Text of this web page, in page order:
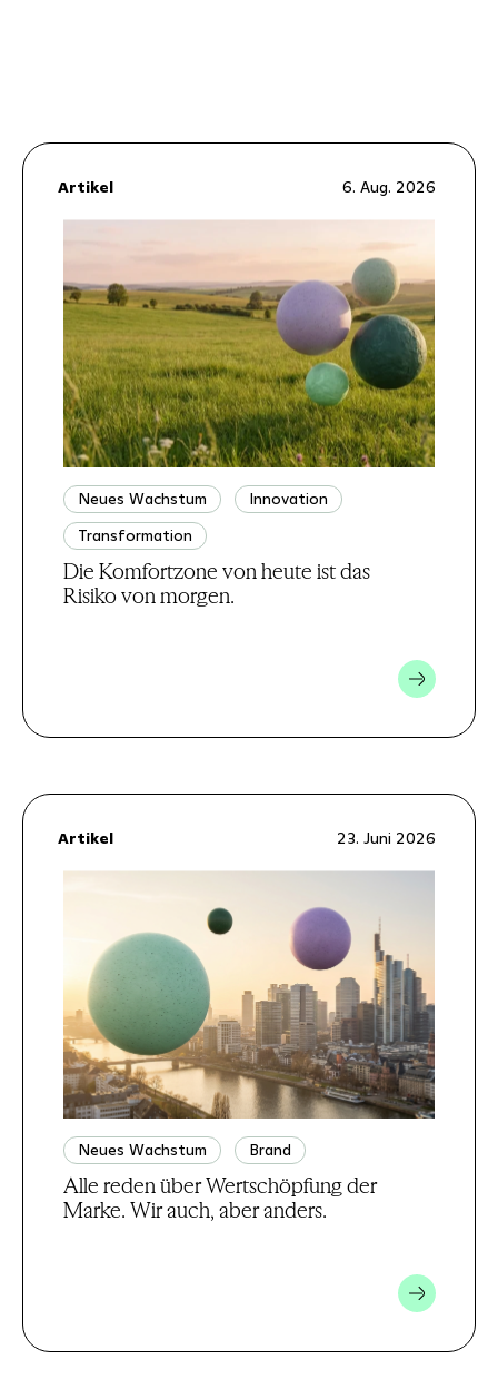
6. Aug. 2026
Artikel
Neues Wachstum
Innovation
Transformation
Die Komfortzone von heute ist das
Risiko von morgen.
23. Juni 2026
Artikel
Neues Wachstum Brand
Alle reden über Wertschöpfung der
Marke. Wir auch, aber anders.